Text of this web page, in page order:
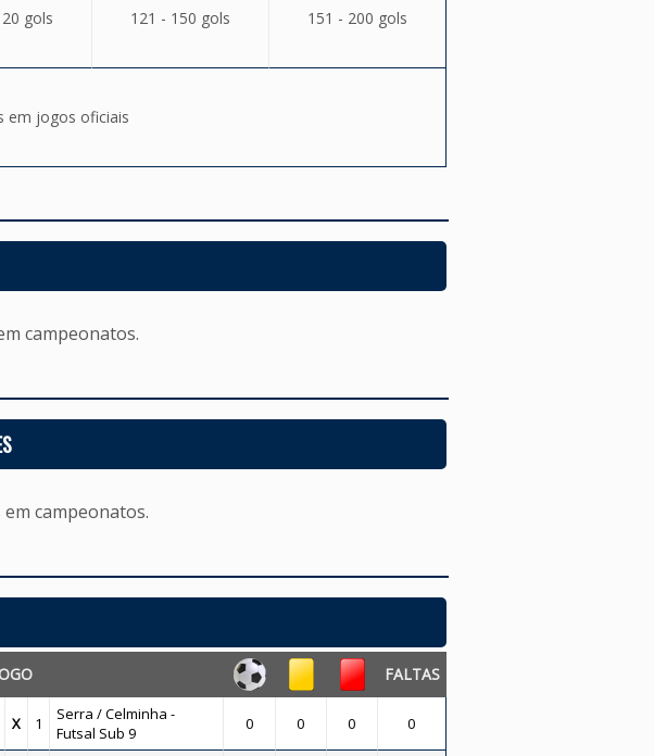
gols 121 - 150 gols 151 - 200 gols
em jogos oficiais
campeonatos.
campeonatos.
FALTAS
X 1
Serra / Celminha -
Futsal Sub 9
0 0 0 0